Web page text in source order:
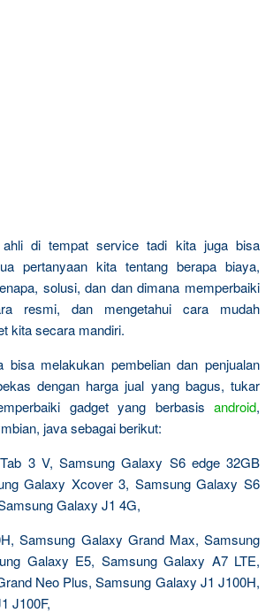
di tempat service tadi kita juga bisa
pertanyaan kita tentang berapa biaya,
solusi, dan dan dimana memperbaiki
resmi, dan mengetahui cara mudah
kita secara mandiri.
melakukan pembelian dan penjualan
dengan harga jual yang bagus, tukar
gadget yang berbasis android,
java sebagai berikut:
3 V, Samsung Galaxy S6 edge 32GB
Galaxy Xcover 3, Samsung Galaxy S6
Galaxy J1 4G,
Samsung Galaxy Grand Max, Samsung
Galaxy E5, Samsung Galaxy A7 LTE,
Neo Plus, Samsung Galaxy J1 J100H,
J100F,